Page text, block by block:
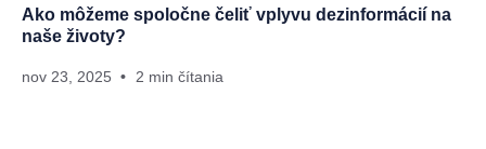
Ako môžeme spoločne čeliť vplyvu dezinformácií na
naše životy?
nov 23, 2025 2 min čítania